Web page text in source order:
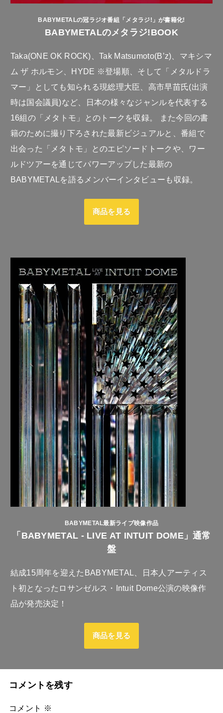
BABYMETALの冠ラジオ番組「メタラジ!」が書籍化!
BABYMETALのメタラジ!BOOK
Taka(ONE OK ROCK)、Tak Matsumoto(B’z)、マキシマ
ム ザ ホルモン、HYDE ※登場順、そして「メタルドラ
マー」としても知られる現総理大臣、高市早苗氏(出演
時は国会議員)など、日本の様々なジャンルを代表する
16組の「メタトモ」とのトークを収録。 また今回の書
籍のために撮り下ろされた最新ビジュアルと、番組で
出会った「メタトモ」とのエピソードトークや、ワー
ルドツアーを通じてパワーアップした最新の
BABYMETALを語るメンバーインタビューも収録。
商品を見る
BABYMETAL最新ライブ映像作品
「BABYMETAL - LIVE AT INTUIT DOME」通常
盤
結成15周年を迎えたBABYMETAL、日本人アーティス
ト初となったロサンゼルス・Intuit Dome公演の映像作
品が発売決定！
商品を見る
コメントを残す
コメント ※